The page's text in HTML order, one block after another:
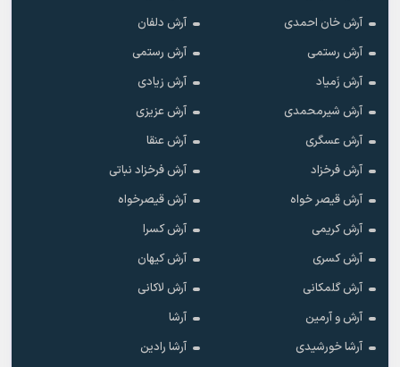
آرش خان احمدی
آرش دلفان
آرش رستمى
آرش رستمی
آرش زَمیاد
آرش زیادی
آرش شیرمحمدی
آرش عزیزی
آرش عسگری
آرش عنقا
آرش فرخزاد
آرش فرخزاد نباتی
آرش قیصر خواه
آرش قیصرخواه
آرش کریمی
آرش کسرا
آرش کسری
آرش کیهان
آرش گلمکانی
آرش لاکانی
آرش و آرمین
آرشا
آرشا خورشیدی
آرشا رادین